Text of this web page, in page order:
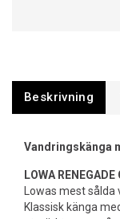
Beskrivning
Vandringskänga
LOWA
Lowas mest
Klassisk känga